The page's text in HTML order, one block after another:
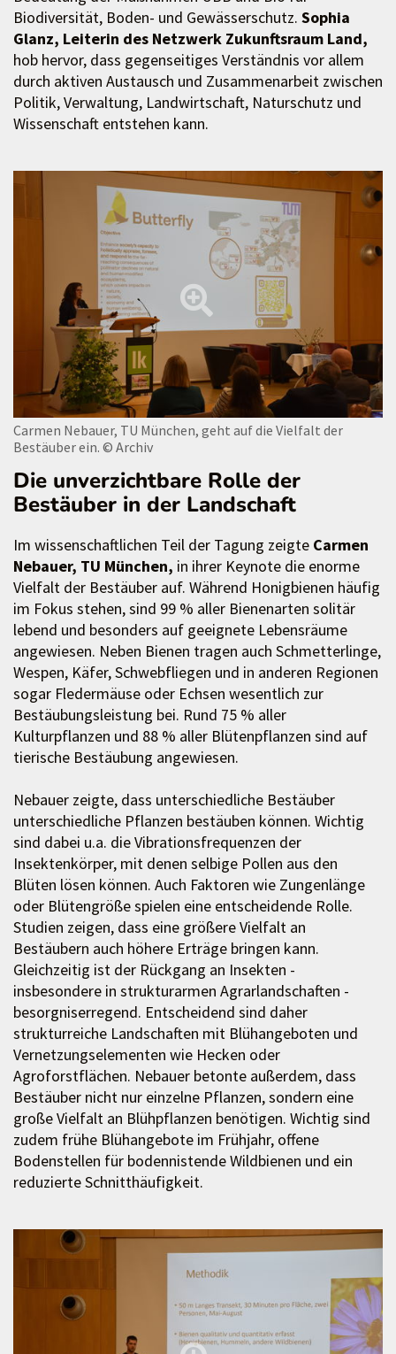
Biodiversität, Boden- und Gewässerschutz. Sophia
Glanz, Leiterin des Netzwerk Zukunftsraum Land,
hob hervor, dass gegenseitiges Verständnis vor allem
durch aktiven Austausch und Zusammenarbeit zwischen
Politik, Verwaltung, Landwirtschaft, Naturschutz und
Wissenschaft entstehen kann.
Carmen Nebauer, TU München, geht auf die Vielfalt der
Bestäuber ein. © Archiv
Die unverzichtbare Rolle der
Bestäuber in der Landschaft
Im wissenschaftlichen Teil der Tagung zeigte Carmen
Nebauer, TU München, in ihrer Keynote die enorme
Vielfalt der Bestäuber auf. Während Honigbienen häufig
im Fokus stehen, sind 99 % aller Bienenarten solitär
lebend und besonders auf geeignete Lebensräume
angewiesen. Neben Bienen tragen auch Schmetterlinge,
Wespen, Käfer, Schwebfliegen und in anderen Regionen
sogar Fledermäuse oder Echsen wesentlich zur
Bestäubungsleistung bei. Rund 75 % aller
Kulturpflanzen und 88 % aller Blütenpflanzen sind auf
tierische Bestäubung angewiesen.
Nebauer zeigte, dass unterschiedliche Bestäuber
unterschiedliche Pflanzen bestäuben können. Wichtig
sind dabei u.a. die Vibrationsfrequenzen der
Insektenkörper, mit denen selbige Pollen aus den
Blüten lösen können. Auch Faktoren wie Zungenlänge
oder Blütengröße spielen eine entscheidende Rolle.
Studien zeigen, dass eine größere Vielfalt an
Bestäubern auch höhere Erträge bringen kann.
Gleichzeitig ist der Rückgang an Insekten -
insbesondere in strukturarmen Agrarlandschaften -
besorgniserregend. Entscheidend sind daher
strukturreiche Landschaften mit Blühangeboten und
Vernetzungselementen wie Hecken oder
Agroforstflächen. Nebauer betonte außerdem, dass
Bestäuber nicht nur einzelne Pflanzen, sondern eine
große Vielfalt an Blühpflanzen benötigen. Wichtig sind
zudem frühe Blühangebote im Frühjahr, offene
Bodenstellen für bodennistende Wildbienen und ein
reduzierte Schnitthäufigkeit.